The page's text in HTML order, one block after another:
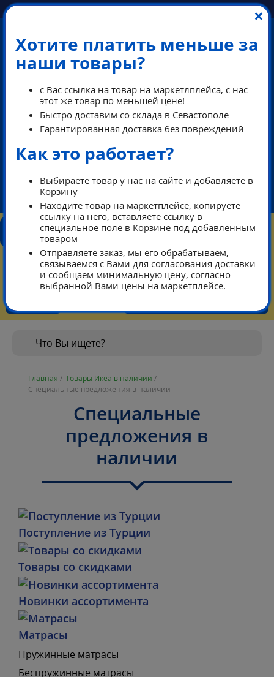
ПЕРЕЗВОНИМ В РАБОЧЕЕ ВРЕМЯ
КАТАЛОГ ТАРИФЫ ПОМОЩЬ
КОНТАКТЫ
КОРЗИНА
Главная / Товары Икеа в наличии /
Специальные предложения в наличии
Специальные
предложения в
наличии
Поступление из Турции
Товары со скидками
Новинки ассортимента
Матрасы
Пружинные матрасы
Беспружинные матрасы
×
Хотите платить меньше за
наши товары?
с Вас ссылка на товар на маркетлплейса, с нас
этот же товар по меньшей цене!
Быстро доставим со склада в Севастополе
Гарантированная доставка без повреждений
Как это работает?
Выбираете товар у нас на сайте и добавляете в
Корзину
Находите товар на маркетплейсе, копируете
ссылку на него, вставляете ссылку в
специальное поле в Корзине под добавленным
товаром
Отправляете заказ, мы его обрабатываем,
связываемся с Вами для согласования доставки
и сообщаем минимальную цену, согласно
выбранной Вами цены на маркетплейсе.